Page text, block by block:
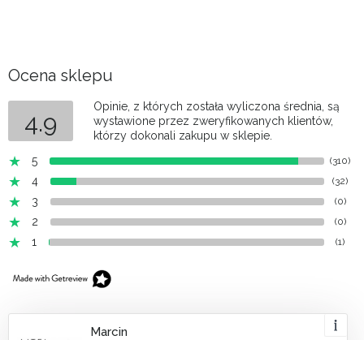
Ocena sklepu
4.9
Opinie, z których została wyliczona średnia, są
wystawione przez zweryfikowanych klientów,
którzy dokonali zakupu w sklepie.
5
(310)
4 (32)
3 (0)
2 (0)
1 (1)
Marcin